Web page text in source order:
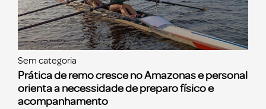
Sem categoria
Prática de remo cresce no Amazonas e personal
orienta a necessidade de preparo físico e
acompanhamento